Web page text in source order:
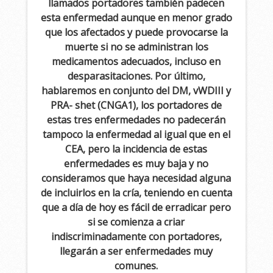
llamados portadores también padecen
esta enfermedad aunque en menor grado
que los afectados y puede provocarse la
muerte si no se administran los
medicamentos adecuados, incluso en
desparasitaciones. Por último,
hablaremos en conjunto del DM, vWDIII y
PRA- shet (CNGA1), los portadores de
estas tres enfermedades no padecerán
tampoco la enfermedad al igual que en el
CEA, pero la incidencia de estas
enfermedades es muy baja y no
consideramos que haya necesidad alguna
de incluirlos en la cría, teniendo en cuenta
que a día de hoy es fácil de erradicar pero
si se comienza a criar
indiscriminadamente con portadores,
llegarán a ser enfermedades muy
comunes.